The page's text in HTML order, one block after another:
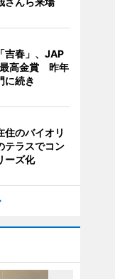
吉春」、JAP
高金賞 昨年
に続き
住のバイオリ
テラスでコン
ーズ化